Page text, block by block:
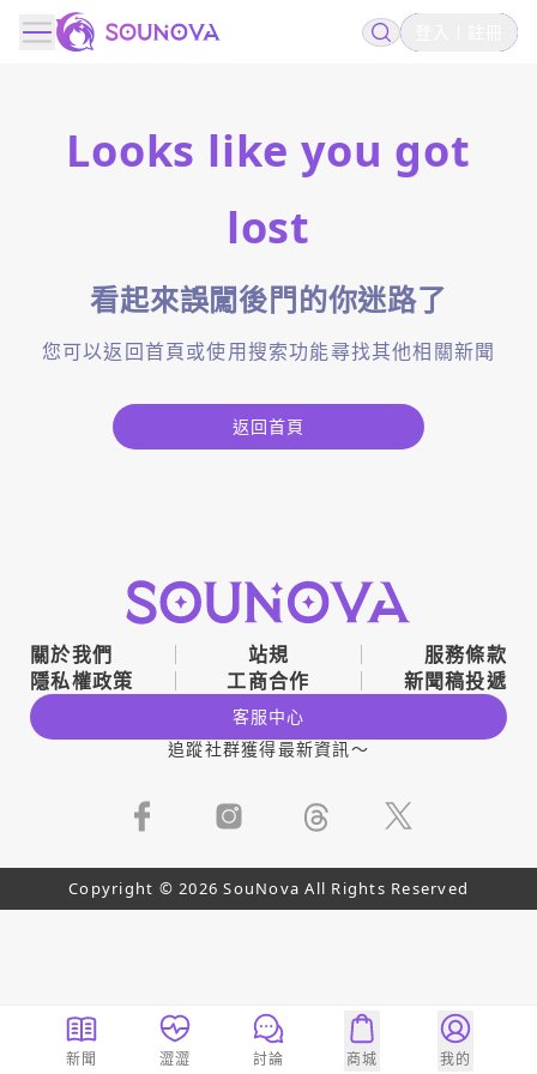
Looks like you got
lost
看起來誤闖後門的你迷路了
您可以返回首頁或使用搜索功能尋找其他相關新聞
返回首頁
關於我們 站規
服務條款
隱私權政策
工商合作 新聞稿投遞
客服中心
追蹤社群獲得最新資訊～
Copyright © 2026 SouNova All Rights Reserved
新聞 澀澀 討論 商城 我的